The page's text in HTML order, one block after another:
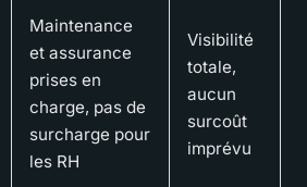
Maintenance
et assurance
prises en
charge, pas de
surcharge pour
les RH
Visibilité
totale,
aucun
surcoût
imprévu